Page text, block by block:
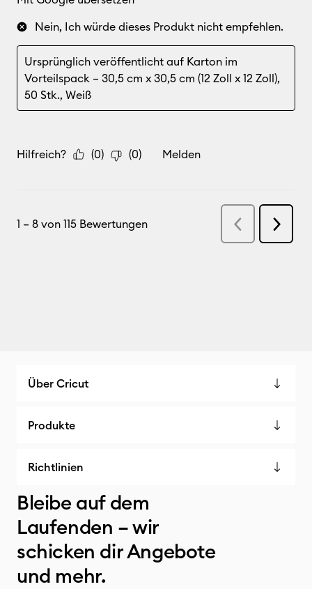
Über Cricut
Produkte
Richtlinien
Bleibe auf dem
Laufenden – wir
schicken dir Angebote
und mehr.